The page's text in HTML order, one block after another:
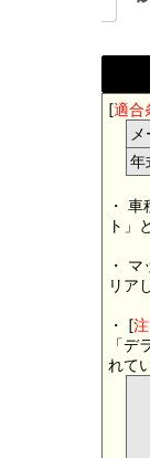
[適合
年
・
ト」
・
リア
・ [注
「
れて